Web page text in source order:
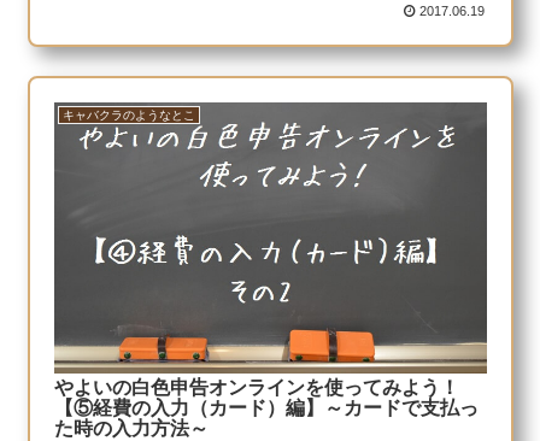
2017.06.19
キャバクラのようなとこ
やよいの白色申告オンラインを使ってみよう！
【⑤経費の入力（カード）編】～カードで支払っ
た時の入力方法～